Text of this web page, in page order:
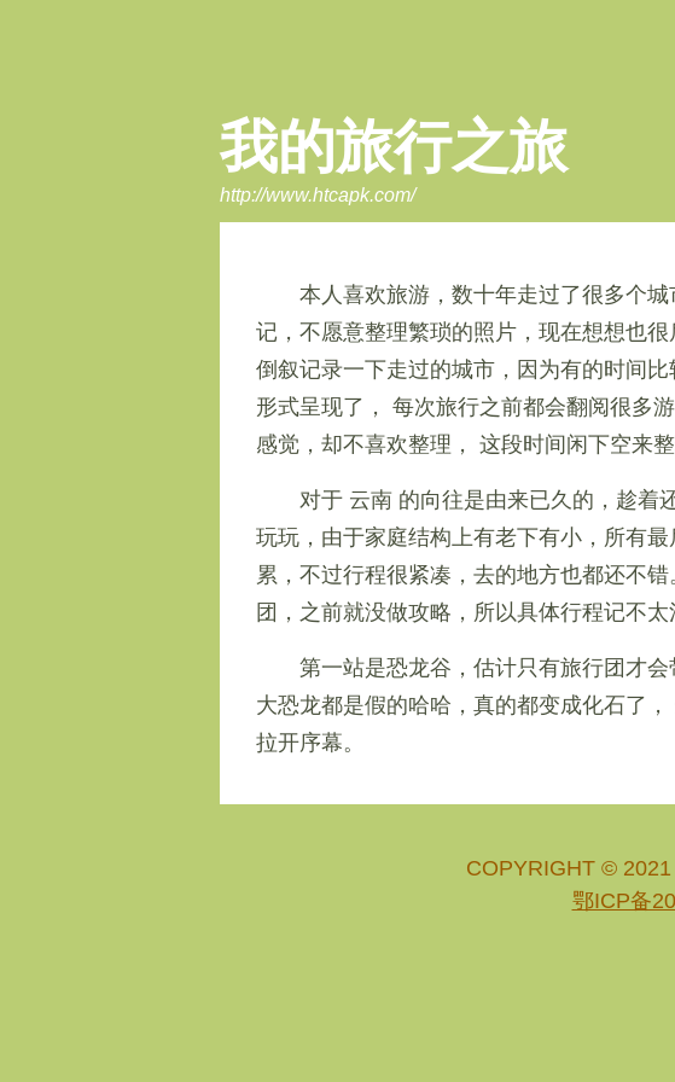
我的旅行之旅
http://www.htcapk.com/
本人喜欢旅游，数十年走过了很多个
记，不愿意整理繁琐的照片，现在想想也
倒叙记录一下走过的城市，因为有的时间
形式呈现了， 每次旅行之前都会翻阅很多
感觉，却不喜欢整理， 这段时间闲下空来整
对于 云南 的向往是由来已久的，趁着
玩玩，由于家庭结构上有老下有小，所有
累，不过行程很紧凑，去的地方也都还不
团，之前就没做攻略，所以具体行程记不太
第一站是恐龙谷，估计只有旅行团才
大恐龙都是假的哈哈，真的都变成化石了
拉开序幕。
COPYRIGHT ©
鄂ICP备